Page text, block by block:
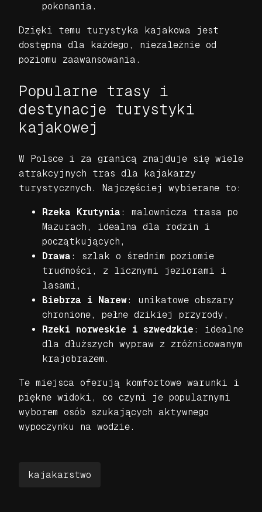
pokonania.
Dzięki temu turystyka kajakowa jest
dostępna dla każdego, niezależnie od
poziomu zaawansowania.
Popularne trasy i
destynacje turystyki
kajakowej
W Polsce i za granicą znajduje się wiele
atrakcyjnych tras dla kajakarzy
turystycznych. Najczęściej wybierane to:
Rzeka Krutynia : malownicza trasa po
Mazurach, idealna dla rodzin i
początkujących,
Drawa : szlak o średnim poziomie
trudności, z licznymi jeziorami i
lasami,
Biebrza i Narew: unikatowe obszary
chronione, pełne dzikiej przyrody,
Rzeki norweskie i szwedzkie : idealne
dla dłuższych wypraw z zróżnicowanym
krajobrazem.
Te miejsca oferują komfortowe warunki i
piękne widoki, co czyni je popularnymi
wyborem osób szukających aktywnego
wypoczynku na wodzie.
kajakarstwo